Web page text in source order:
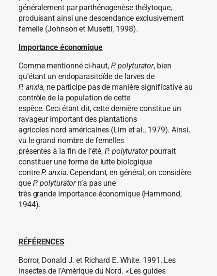
généralement par parthénogenèse thélytoque,
produisant ainsi une descendance exclusivement
femelle (Johnson et Musetti, 1998).
Importance économique
Comme mentionné ci-haut, P. polyturator, bien
qu’étant un endoparasitoïde de larves de
P. anxia, ne participe pas de manière significative au
contrôle de la population de cette
espèce. Ceci étant dit, cette dernière constitue un
ravageur important des plantations
agricoles nord américaines (Lim et al., 1979). Ainsi,
vu le grand nombre de femelles
présentes à la fin de l’été,P. polyturatorpourrait
constituer une forme de lutte biologique
contreP. anxia. Cependant, en général, on considère
que P. polyturatorn’a pas une
très grande importance économique (Hammond,
1944).
RÉFÉRENCES
Borror, Donald J. et Richard E. White. 1991. Les
insectes de l’Amérique du Nord. «Les guides